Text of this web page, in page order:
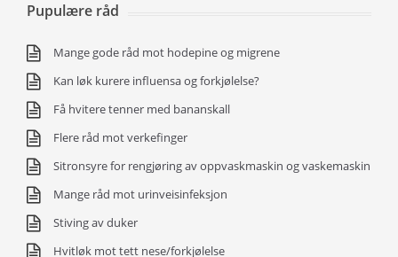
Pupulære råd
Mange gode råd mot hodepine og migrene
Kan løk kurere influensa og forkjølelse?
Få hvitere tenner med bananskall
Flere råd mot verkefinger
Sitronsyre for rengjøring av oppvaskmaskin og vaskemaskin
Mange råd mot urinveisinfeksjon
Stiving av duker
Hvitløk mot tett nese/forkjølelse